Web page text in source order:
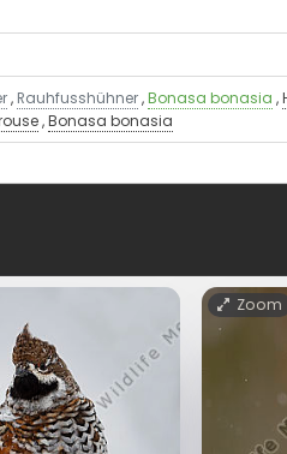
, Rauhfusshühner,Bonasa bonasia ,
,Bonasa bonasia
Zoom